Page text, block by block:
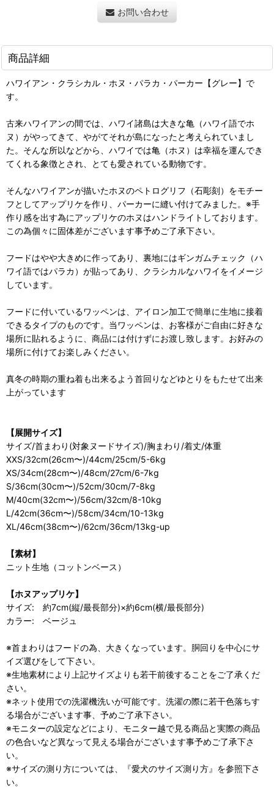
お問い合わせ
商品詳細
ハワイアン・クラシカル・ホヌ・パラカ・パーカー【グレー】で
す。
古来ハワイアンの間では、ハワイ諸島は大きな亀（ハワイ語でホ
ヌ）がやってきて、やがてそれが島になったと考えられていまし
た。そんな所以などから、ハワイでは亀（ホヌ）は幸福を運んでき
てくれる象徴とされ、とても愛されている動物です。
そんなハワイアンが描いたホヌのペトログリフ（石彫刻）をモチー
フとしてアップリケを作り、パーカーに縫い付けてみました。※手
作り感を出す為にアップリケのホヌはハンドライトしております。
この為個々に固体差がございます事予めご了承下さい。
フードはやや大きめに作ってあり、裏地にはギンガムチェック（ハ
ワイ語ではパラカ）が貼ってあり、クラシカルなハワイをイメージ
しています。
フードに付いているワッペンは、アイロン加工で簡単に生地に接着
できるタイプのものです。当ワッペンは、お客様がご自由に好きな
場所に貼れるように、商品には付けずにお渡し致します。お好みの
場所に付けてお楽しみください。
真冬の時期の重ね着も出来るよう首回りなどゆとりをもたせて出来
上がっています
【展開サイズ】
サイズ/首まわり(対象ヌードサイズ)/胸まわり/着丈/体重
XXS/32cm(26cm〜)/44cm/25cm/5-6kg
XS/34cm(28cm〜)/48cm/27cm/6-7kg
S/36cm(30cm〜)/52cm/30cm/7-8kg
M/40cm(32cm〜)/56cm/32cm/8-10kg
L/42cm(36cm〜)/58cm/34cm/10-13kg
XL/46cm(38cm〜)/62cm/36cm/13kg-up
【素材】
ニット生地（コットンベース）
【ホヌアップリケ】
サイズ: 約7cm(縦/最長部分)×約6cm(横/最長部分)
カラー: ベージュ
※首まわりはフードの為、大きくなっています。胴回りを中心にサ
イズ選びをして下さい。
※生地素材により上記サイズよりも若干前後することをご了承くだ
さい。
※ネット使用での洗濯機洗いが可能です。洗濯の際に若干色落ちす
る場合がございます事、予めご了承下さい。
※モニターの設定などにより、モニター越で見る商品と実際の商品
の色合いなど異なって見える場合がございます事予めご了承下さ
い。
※サイズの測り方については、『愛犬のサイズ測り方』を参照下さ
い。